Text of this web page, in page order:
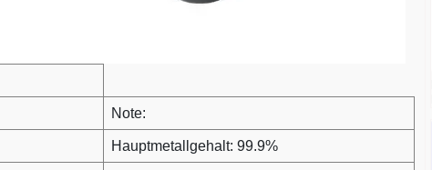
Note:
Hauptmetallgehalt: 99.9%